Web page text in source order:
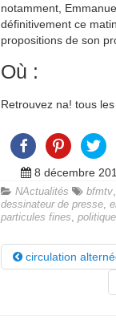
notamment,
définitivement ce
propositions de son
Où :
Retrouvez na! tous
8 décembre
NActualités bfmtv
dessinateur de presse
particules fines
politique
circulation